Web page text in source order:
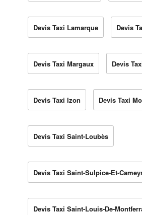
Devis Taxi Lamarque Devis
Devis Taxi Margaux Devis
Devis Taxi Izon Devis Taxi
Devis Taxi Saint-Loubès
Devis Taxi Saint-Sulpice-Et-
Devis Taxi Saint-Louis-De-